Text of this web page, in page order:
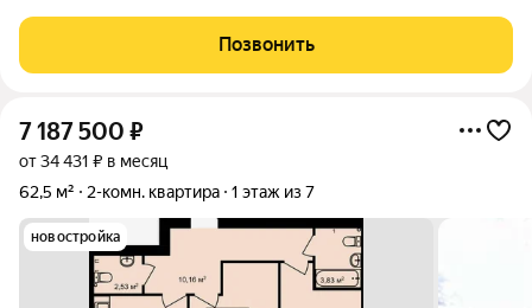
квартире удобная планировка: просторная прихожая,кухня 8
кв.м. ,две изолированные комнаты ,из
Позвонить
7 187 500 ₽
от 34 431 ₽ в месяц
62,5 м²
2-комн. квартира 1 этаж из 7
новостройка